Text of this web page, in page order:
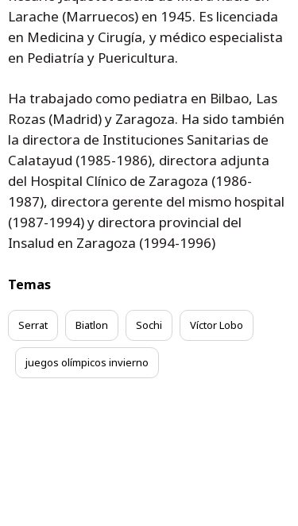
Larache (Marruecos) en 1945. Es licenciada
en Medicina y Cirugía, y médico especialista
en Pediatría y Puericultura.
Ha trabajado como pediatra en Bilbao, Las
Rozas (Madrid) y Zaragoza. Ha sido también
la directora de Instituciones Sanitarias de
Calatayud (1985-1986), directora adjunta
del Hospital Clínico de Zaragoza (1986-
1987), directora gerente del mismo hospital
(1987-1994) y directora provincial del
Insalud en Zaragoza (1994-1996)
Temas
Serrat Biatlon Sochi Víctor Lobo
juegos olímpicos invierno